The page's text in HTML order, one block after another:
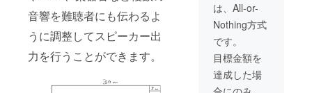
音響を難聴者にも伝わるよ
うに調整してスピーカー出
力を行うことができます。
42cm
袖丈：
19cm
イズ】
身丈：
69cm
で掲載
いたし
ます ※
が成功
した場
合、お
は、All-or-
Nothing方式
です。
目標金額を
達成した場